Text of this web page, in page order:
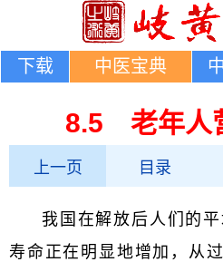
下载 中医宝典
8.5 老年人
上一页 目录
我国在解放后人们的平
寿命正在明显地增加，从